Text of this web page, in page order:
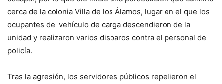
cerca de la colonia Villa de los Álamos, lugar en el que los
ocupantes del vehículo de carga descendieron de la
unidad y realizaron varios disparos contra el personal de
policía.
Tras la agresión, los servidores públicos repelieron el